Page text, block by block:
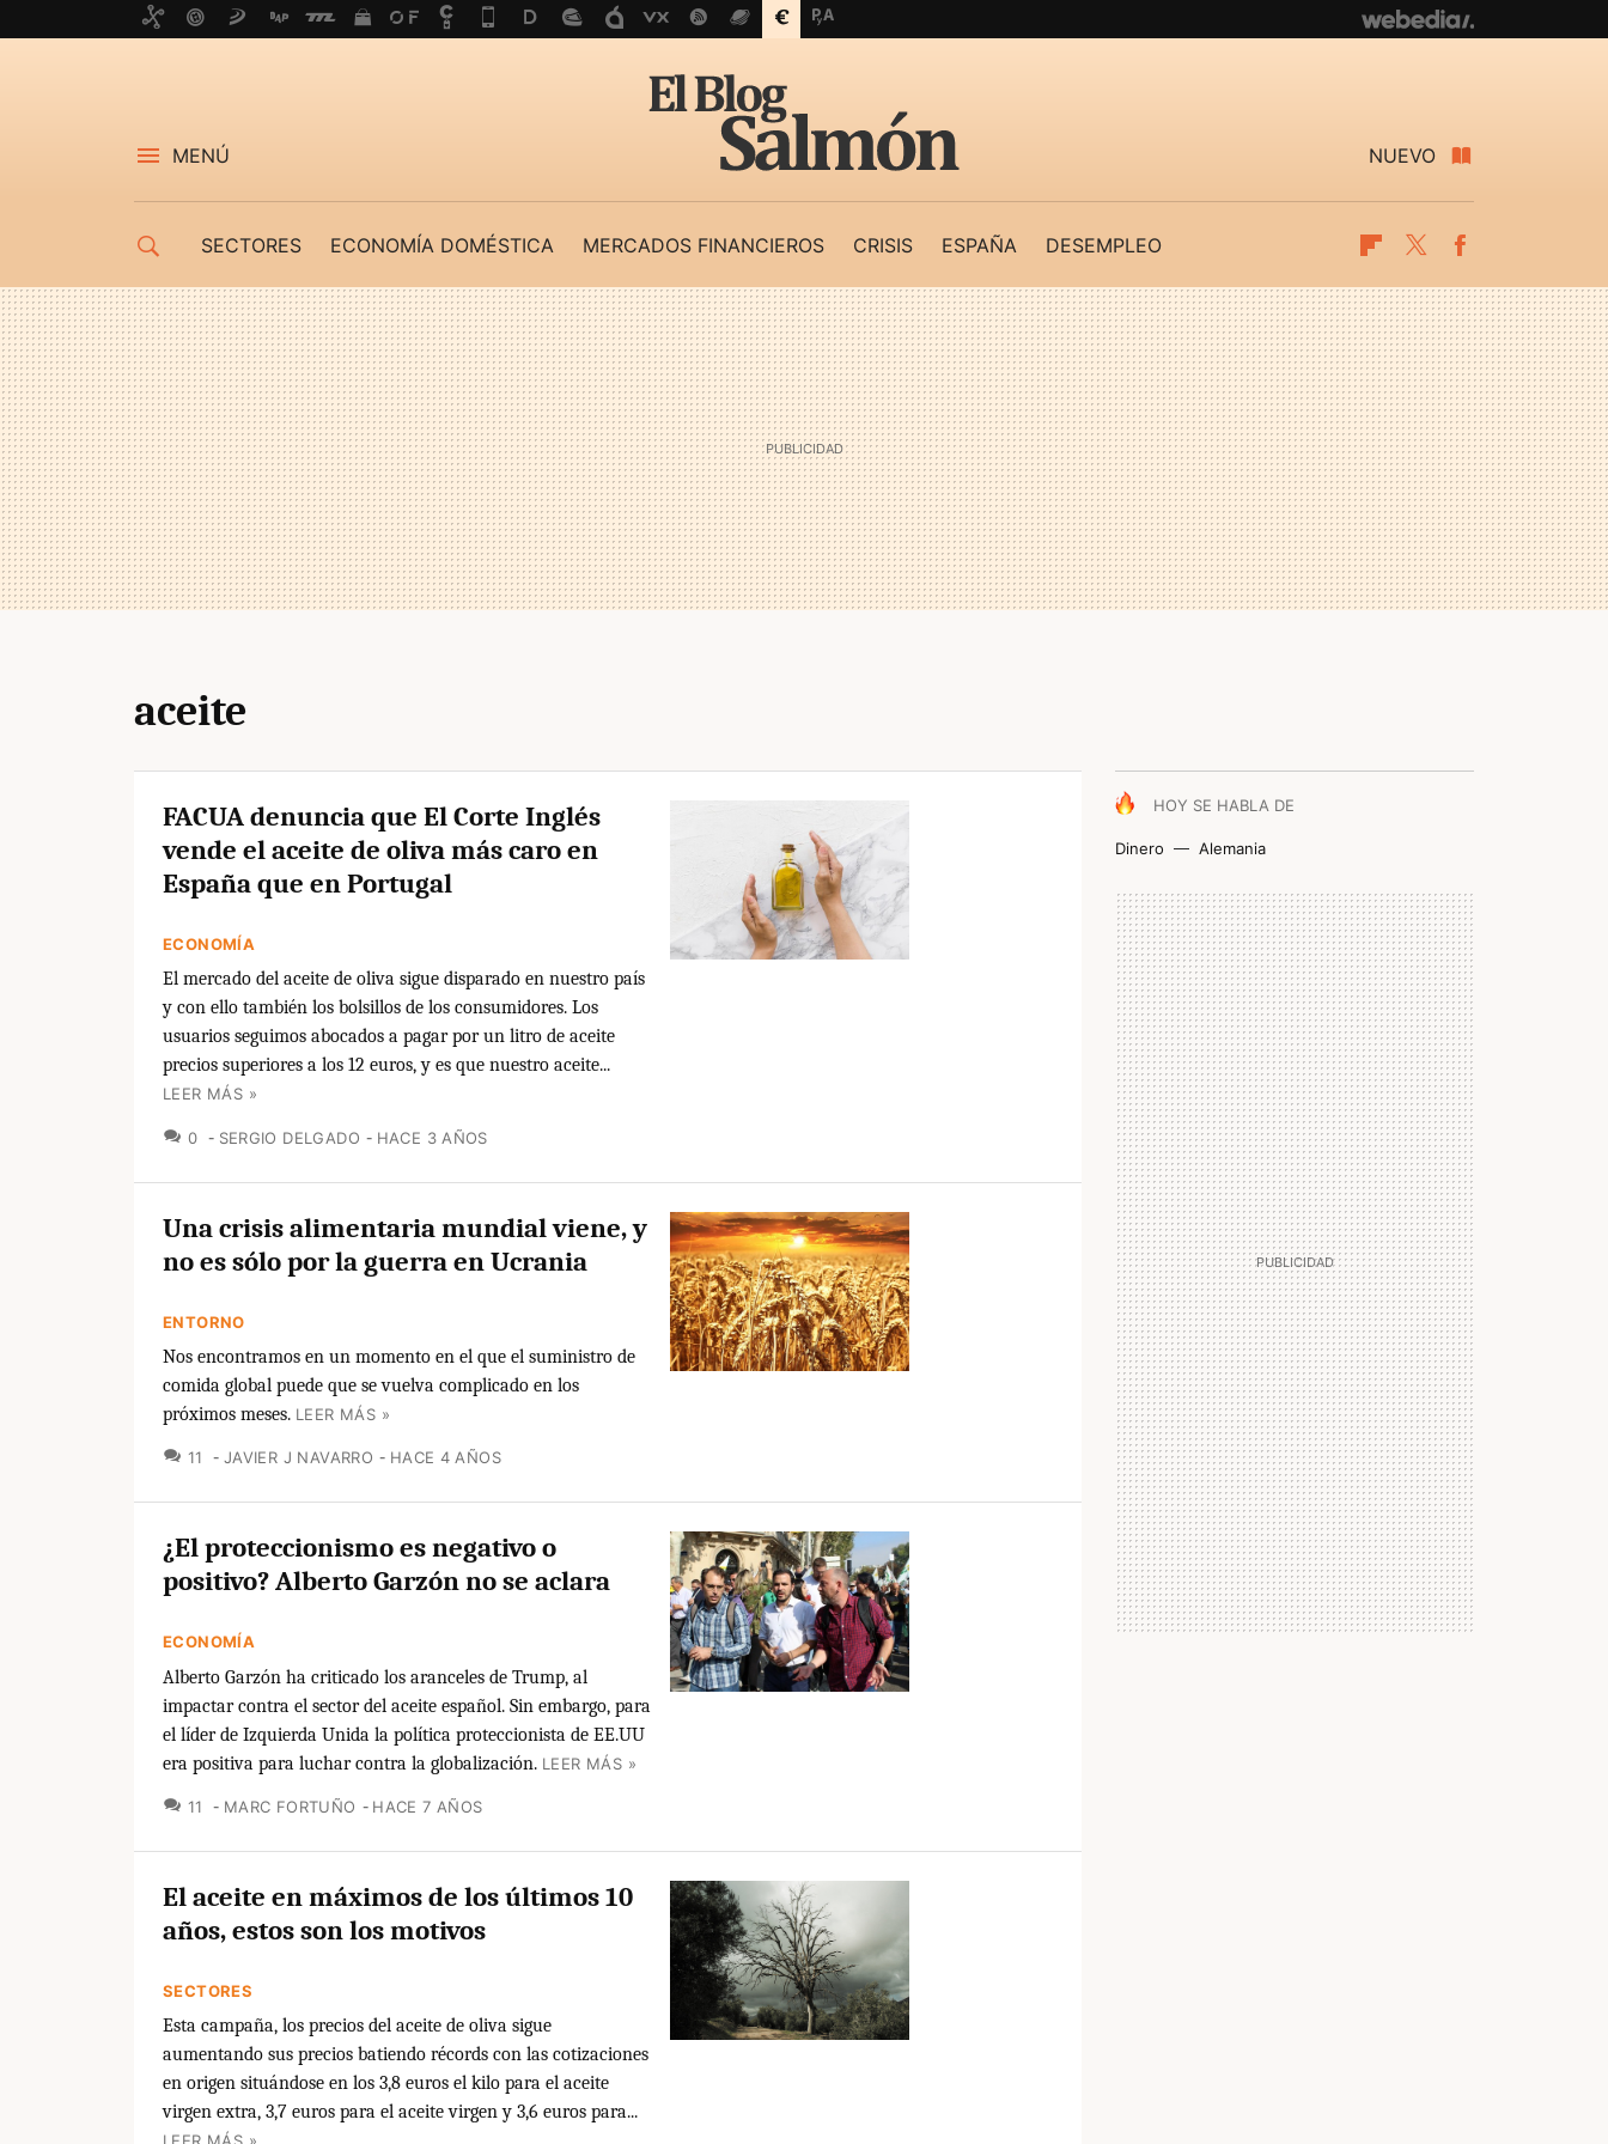
MENÚ NUEVO
SECTORES ECONOMÍA DOMÉSTICA MERCADOS FINANCIEROS CRISIS ESPAÑA DESEMPLEO Flipboard
Twitter
aceite
HOY SE HABLA DE
Dinero Alemania
FACUA denuncia que El Corte Inglés
vende el aceite de oliva más caro en
España que en Portugal
ECONOMÍA
El mercado del aceite de oliva sigue disparado en nuestro país
y con ello también los bolsillos de los consumidores. Los
usuarios seguimos abocados a pagar por un litro de aceite
precios superiores a los 12 euros, y es que nuestro aceite...
LEER MÁS »
0 COMENTARIOS
SERGIO DELGADO HACE 3 AÑOS
Una crisis alimentaria mundial viene, y
no es sólo por la guerra en Ucrania
ENTORNO
Nos encontramos en un momento en el que el suministro de
comida global puede que se vuelva complicado en los
próximos meses. LEER MÁS »
11 COMENTARIOS
JAVIER J NAVARRO HACE 4 AÑOS
¿El proteccionismo es negativo o
positivo? Alberto Garzón no se aclara
ECONOMÍA
Alberto Garzón ha criticado los aranceles de Trump, al
impactar contra el sector del aceite español. Sin embargo, para
el líder de Izquierda Unida la política proteccionista de EE.UU
era positiva para luchar contra la globalización. LEER MÁS »
11 COMENTARIOS
MARC FORTUÑO HACE 7 AÑOS
El aceite en máximos de los últimos 10
años, estos son los motivos
SECTORES
Esta campaña, los precios del aceite de oliva sigue
aumentando sus precios batiendo récords con las cotizaciones
en origen situándose en los 3,8 euros el kilo para el aceite
virgen extra, 3,7 euros para el aceite virgen y 3,6 euros para...